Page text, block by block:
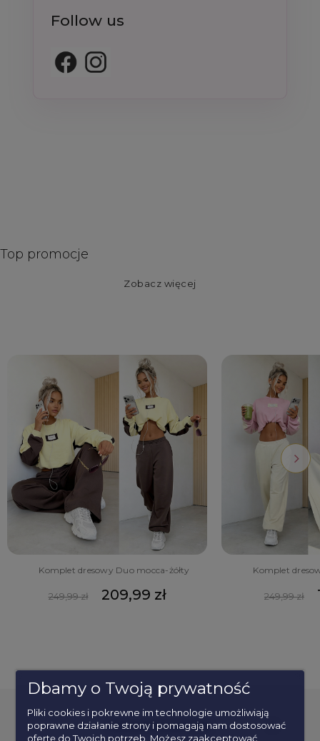
Follow us
Top promocje
Zobacz więcej
Komplet dresowy Duo mocca-żółty
249,99 zł 209,99 zł
Komplet
249,99 zł
POPULARNE KATEGORIE
Dbamy o Twoją prywatność
Pliki cookies i pokrewne im technologie umożliwiają
poprawne działanie strony i pomagają nam dostosować
ofertę do Twoich potrzeb. Możesz zaakceptować